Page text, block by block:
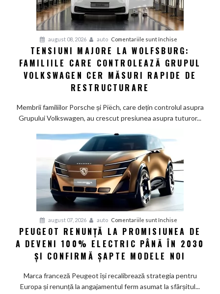
studiu
recent
august 08, 2026 auto Comentariile sunt închise
Tensiuni
majore
la
care
măsuri
rapide
de
TENSIUNI MAJORE LA WOLFSBURG:
FAMILIILE CARE CONTROLEAZĂ GRUPUL
VOLKSWAGEN CER MĂSURI RAPIDE DE
RESTRUCTURARE
Membrii familiilor Porsche și Piëch, care dețin controlul asupra
Grupului Volkswagen, au crescut presiunea asupra tuturor...
august 07, 2026 auto Comentariile sunt închise
Peugeot
renunță
la
de
a
PEUGEOT RENUNȚĂ LA PROMISIUNEA DE
A DEVENI 100% ELECTRIC PÂNĂ ÎN 2030
ȘI CONFIRMĂ ȘAPTE MODELE NOI
Marca franceză Peugeot își recalibrează strategia pentru
Europa și renunță la angajamentul ferm asumat la sfârșitul...